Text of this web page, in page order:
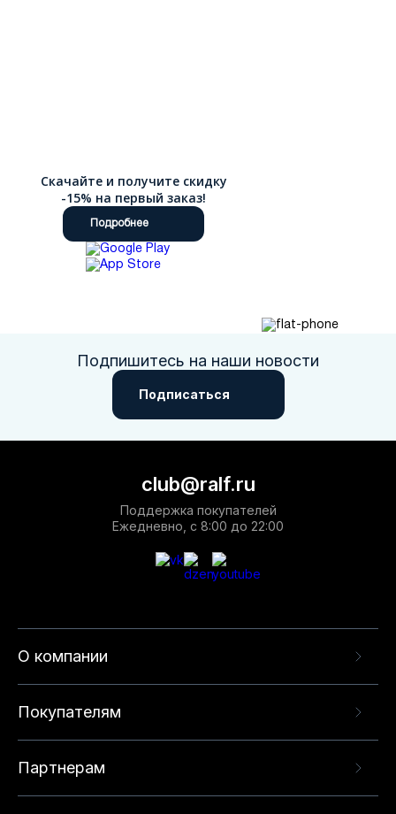
Скачайте и получите скидку
-15% на первый заказ!
Подробнее
Подпишитесь на наши новости
Подписаться
О компании
Покупателям
Партнерам
club@ralf.ru
Поддержка покупателей
Ежедневно, с 8:00 до 22:00